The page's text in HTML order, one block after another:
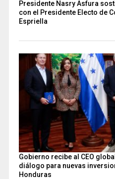
Presidente Nasry Asfura
con el Presidente Electo de
Espriella
Gobierno recibe al CEO
diálogo para nuevas
Honduras